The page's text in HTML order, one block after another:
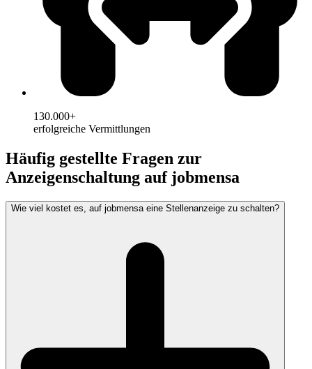
130.000+
erfolgreiche Vermittlungen
Häufig gestellte Fragen zur
Anzeigenschaltung auf jobmensa
Wie viel kostet es, auf jobmensa eine Stellenanzeige zu schalten?